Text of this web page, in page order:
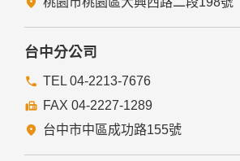
台中分公司
TEL 04-2213-7676
FAX 04-2227-1289
台中市中區成功路155號